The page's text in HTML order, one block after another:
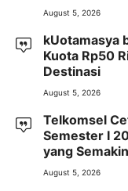
August 5, 2026
kUotamasya
Kuota Rp50
Destinasi
August 5, 2026
Telkomsel
Semester I
yang
August 5, 2026